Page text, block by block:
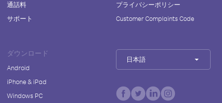
通話料
サポート
プライバシーポリシー
Customer Complaints Code
ダウンロード
Android
iPhone & iPad
Windows PC
日本語